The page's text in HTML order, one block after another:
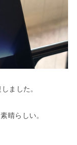
ました。
晴らしい。